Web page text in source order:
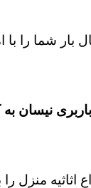
بار شما را با
باربری نیسان
اثاثیه منزل